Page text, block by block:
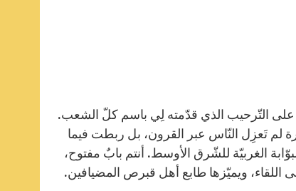
على التّرحيب الذي قدّمته لِي باسم كلّ الشعب.
لم تَعزِل النّاس عبر القرون، بل ربطت فيما
الغربيّة للشّرق الأوسط. أنتم بابٌ مفتوح،
ويميّزها طابع أهل قبرص المضيافين.